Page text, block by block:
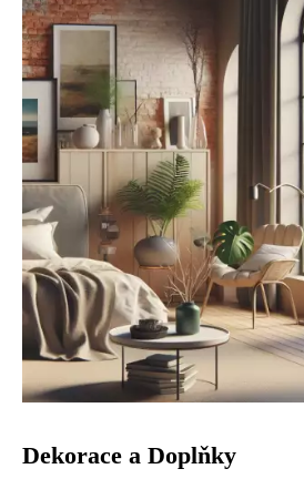
Dekorace a Doplňky